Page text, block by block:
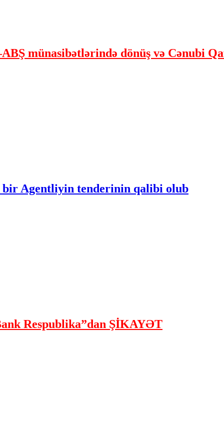
münasibətlərində dönüş və Cənubi
Agentliyin tenderinin qalibi olub
Respublika”dan ŞİKAYƏT